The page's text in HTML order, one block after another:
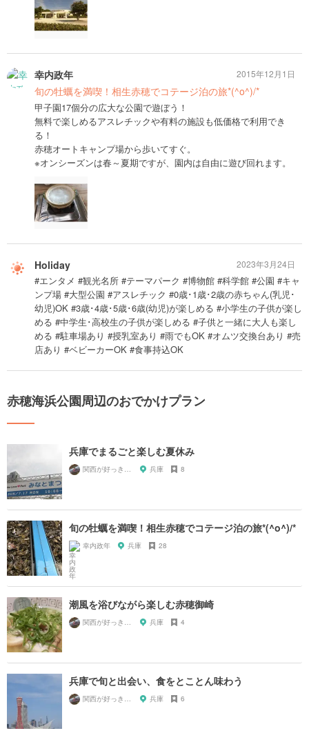
幸内政年
旬の牡蠣を満喫！相生赤穂でコテージ泊の旅*(^o^)/*
甲子園17個分の広大な公園で遊ぼう！
無料で楽しめるアスレチックや有料の施設も低価格で利用でき
る！
赤穂オートキャンプ場から歩いてすぐ。
※オンシーズンは春～夏期ですが、園内は自由に遊び回れます。
2015年12月1日
Holiday
#エンタメ #観光名所 #テーマパーク #博物館 #科学館 #公園 #キャ
ンプ場 #大型公園 #アスレチック #0歳･1歳･2歳の赤ちゃん(乳児･
幼児)OK #3歳･4歳･5歳･6歳(幼児)が楽しめる #小学生の子供が楽し
める #中学生･高校生の子供が楽しめる #子供と一緒に大人も楽し
める #駐車場あり #授乳室あり #雨でもOK #オムツ交換台あり #売
店あり #ベビーカーOK #食事持込OK
2023年3月24日
赤穂海浜公園周辺のおでかけプラン
兵庫でまるごと楽しむ夏休み
関西が好っきゃねん 兵庫 8
旬の牡蠣を満喫！相生赤穂でコテージ泊の旅*(^o^)/*
幸内政年 兵庫 28
潮風を浴びながら楽しむ赤穂御崎
関西が好っきゃねん 兵庫 4
兵庫で旬と出会い、食をとことん味わう
関西が好っきゃねん 兵庫 6